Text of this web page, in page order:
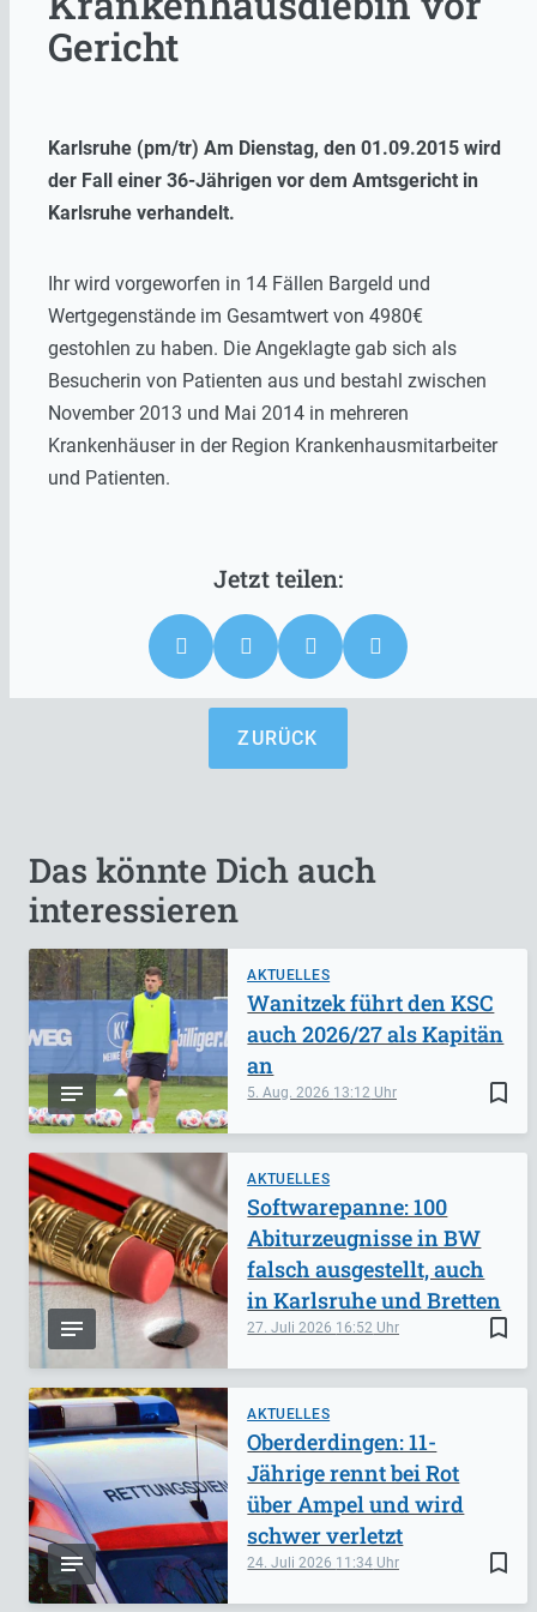
Gericht
Karlsruhe (pm/tr) Am Dienstag, den 01.09.2015 wird
der Fall einer 36-Jährigen vor dem Amtsgericht in
Karlsruhe verhandelt.
Ihr wird vorgeworfen in 14 Fällen Bargeld und
Wertgegenstände im Gesamtwert von 4980€
gestohlen zu haben. Die Angeklagte gab sich als
Besucherin von Patienten aus und bestahl zwischen
November 2013 und Mai 2014 in mehreren
Krankenhäuser in der Region Krankenhausmitarbeiter
und Patienten.
ZURÜCK
Das könnte Dich auch
interessieren
AKTUELLES
bookmark_border
5. Aug. 2026 13:12
Wanitzek führt den KSC
auch 2026/27 als Kapitän
an
AKTUELLES
bookmark_border
27. Juli 2026 16:52
Softwarepanne: 100
Abiturzeugnisse in BW
falsch ausgestellt, auch
in Karlsruhe und Bretten
AKTUELLES
bookmark_border
24. Juli 2026 11:34
Oberderdingen: 11-
Jährige rennt bei Rot
über Ampel und wird
schwer verletzt